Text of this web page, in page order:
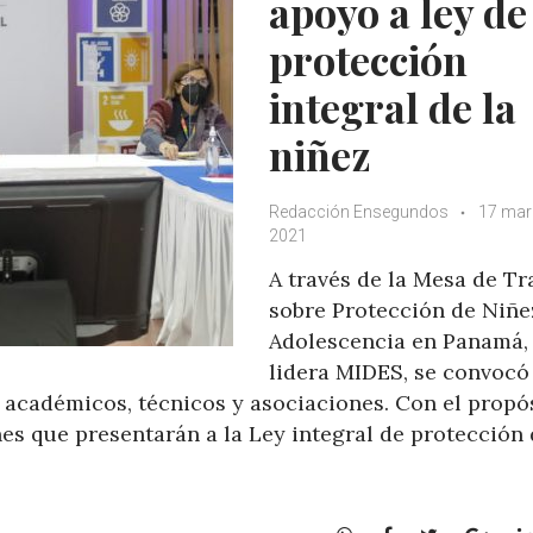
apoyo a ley de
protección
integral de la
niñez
Redacción Ensegundos
17
2021
A través de la Mesa de
sobre Protección de
Adolescencia en
lidera MIDES, se
técnicos y asociaciones. Con el
que presentarán a la Ley integral de protección